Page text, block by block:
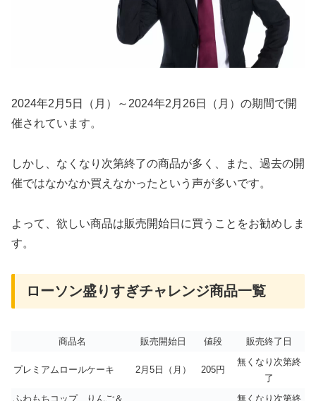
2024年2月5日（月）～2024年2月26日（月）の期間で開
催されています。
しかし、なくなり次第終了の商品が多く、また、過去の開
催ではなかなか買えなかったという声が多いです。
よって、欲しい商品は販売開始日に買うことをお勧めしま
す。
ローソン盛りすぎチャレンジ商品一覧
商品名 販売開始日 値段 販売終了日
プレミアムロールケーキ 2月5日（月） 205円
無くなり次第終
了
ふわもちコップ りんご＆
無くなり次第終